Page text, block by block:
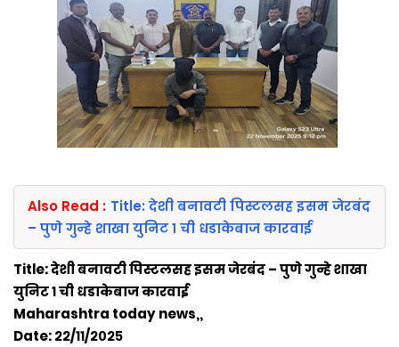
Also Read : Title: देशी बनावटी पिस्टलसह इसम जेरबंद
– पुणे गुन्हे शाखा युनिट १ ची धडाकेबाज कारवाई
Title: देशी बनावटी पिस्टलसह इसम जेरबंद – पुणे गुन्हे शाखा
युनिट १ ची धडाकेबाज कारवाई
Maharashtra today news,,
Date: २२/११/२०२५